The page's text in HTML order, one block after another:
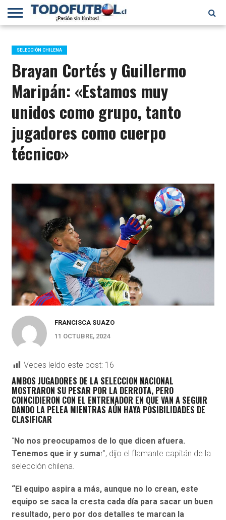
PRIMERA
B
SELECCIÓN
CHILENA
CHILENOS
EN EL
MUNDO
FÚTBOL
INTERNACIONAL
SELECCIÓN CHILENA
Brayan Cortés y Guillermo
Maripán: «Estamos muy
unidos como grupo, tanto
jugadores como cuerpo
técnico»
FRANCISCA SUAZO
11 OCTUBRE, 2024
Veces leído este post: 16
AMBOS JUGADORES DE LA SELECCION NACIONAL
MOSTRARON SU PESAR POR LA DERROTA, PERO
COINCIDIERON CON EL ENTRENADOR EN QUE VAN A SEGUIR
DANDO LA PELEA MIENTRAS AÚN HAYA POSIBILIDADES DE
CLASIFICAR
“No nos preocupamos de lo que dicen afuera.
Tenemos que ir y sumar”, dijo el flamante capitán de la
selección chilena.
“El equipo aspira a más, aunque no lo crean, este
equipo se saca la cresta cada día para sacar un buen
resultado, pero por dos detalles te marcan la